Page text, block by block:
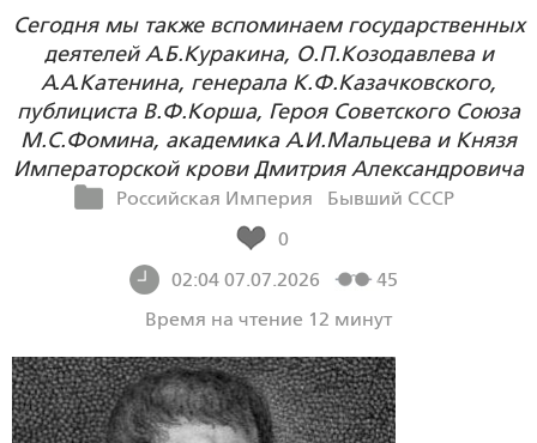
Сегодня мы также вспоминаем государственных
деятелей А.Б.Куракина, О.П.Козодавлева и
А.А.Катенина, генерала К.Ф.Казачковского,
публициста В.Ф.Корша, Героя Советского Союза
М.С.Фомина, академика А.И.Мальцева и Князя
Императорской крови Дмитрия Александровича
Российская Империя
Бывший СССР
0
02:04 07.07.2026
45
Время на чтение 12 минут